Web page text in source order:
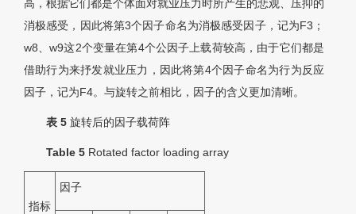
高，根据它们都是个体面对就业压力时所产生的悲观、压抑的
消极感受，因此将第3个因子命名为消极感受因子，记为F3；
w8、w9这2个变量在第4个公因子上载荷较高，由于它们都是
借助行为来抒发就业压力，因此将第4个因子命名为行为反应
因子，记为F4。与旋转之前相比，因子的含义更加清晰。
表 5 旋转后的因子载荷阵
Table 5 Rotated factor loading array
指标
因子